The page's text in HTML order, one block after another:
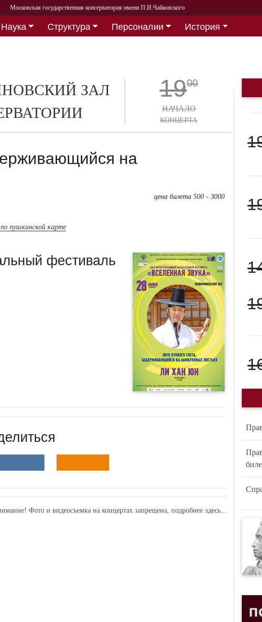
Московская государственная консерватория имени П.И.Чайковского
Наука Структура Персоналии
История
ЗАЛ
1900
НАЧАЛО
КОНЦЕРТА
на
цена билета 500 - 3000
пушкинской карте
фестиваль
Фото и видеосъемка на концертах запрещена,подробнее здесь...